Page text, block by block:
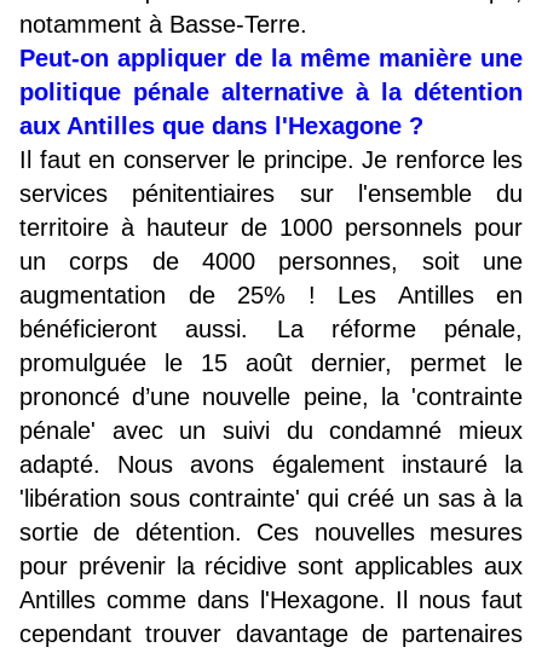
notamment à Basse-Terre.
Peut-on appliquer de la même manière une
politique pénale alternative à la détention
aux Antilles que dans l'Hexagone ?
Il faut en conserver le principe. Je renforce les
services pénitentiaires sur l'ensemble du
territoire à hauteur de 1000 personnels pour
un corps de 4000 personnes, soit une
augmentation de 25% ! Les Antilles en
bénéficieront aussi. La réforme pénale,
promulguée le 15 août dernier, permet le
prononcé d’une nouvelle peine, la 'contrainte
pénale' avec un suivi du condamné mieux
adapté. Nous avons également instauré la
'libération sous contrainte' qui créé un sas à la
sortie de détention. Ces nouvelles mesures
pour prévenir la récidive sont applicables aux
Antilles comme dans l'Hexagone. Il nous faut
cependant trouver davantage de partenaires